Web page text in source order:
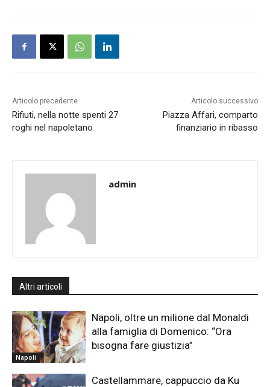
Articolo precedente
Rifiuti, nella notte spenti 27
roghi nel napoletano
Articolo successivo
Piazza Affari, comparto
finanziario in ribasso
admin
Altri articoli
Napoli
Napoli, oltre un milione dal Monaldi
alla famiglia di Domenico: “Ora
bisogna fare giustizia”
Castellammare, cappuccio da Ku